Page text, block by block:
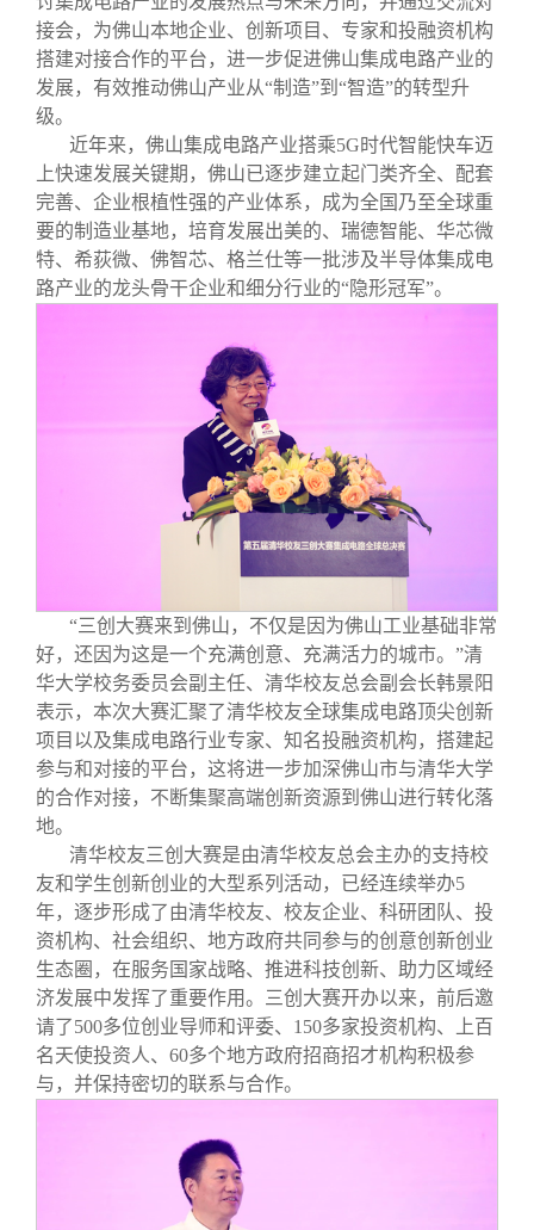
接会，为佛山本地企业、创新项目、专家和投融资机构
搭建对接合作的平台，进一步促进佛山集成电路产业的
发展，有效推动佛山产业从“制造”到“智造”的转型升
级。
近年来，佛山集成电路产业搭乘5G时代智能快车迈
上快速发展关键期，佛山已逐步建立起门类齐全、配套
完善、企业根植性强的产业体系，成为全国乃至全球重
要的制造业基地，培育发展出美的、瑞德智能、华芯微
特、希荻微、佛智芯、格兰仕等一批涉及半导体集成电
路产业的龙头骨干企业和细分行业的“隐形冠军”。
“三创大赛来到佛山，不仅是因为佛山工业基础非常
好，还因为这是一个充满创意、充满活力的城市。”清
华大学校务委员会副主任、清华校友总会副会长韩景阳
表示，本次大赛汇聚了清华校友全球集成电路顶尖创新
项目以及集成电路行业专家、知名投融资机构，搭建起
参与和对接的平台，这将进一步加深佛山市与清华大学
的合作对接，不断集聚高端创新资源到佛山进行转化落
地。
清华校友三创大赛是由清华校友总会主办的支持校
友和学生创新创业的大型系列活动，已经连续举办5
年，逐步形成了由清华校友、校友企业、科研团队、投
资机构、社会组织、地方政府共同参与的创意创新创业
生态圈，在服务国家战略、推进科技创新、助力区域经
济发展中发挥了重要作用。三创大赛开办以来，前后邀
请了500多位创业导师和评委、150多家投资机构、上百
名天使投资人、60多个地方政府招商招才机构积极参
与，并保持密切的联系与合作。